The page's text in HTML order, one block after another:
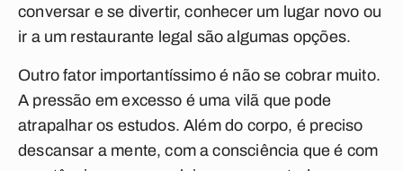
conversar e se divertir, conhecer um lugar novo ou
ir a um restaurante legal são algumas opções.
Outro fator importantíssimo é não se cobrar muito.
A pressão em excesso é uma vilã que pode
atrapalhar os estudos. Além do corpo, é preciso
descansar a mente, com a consciência que é com